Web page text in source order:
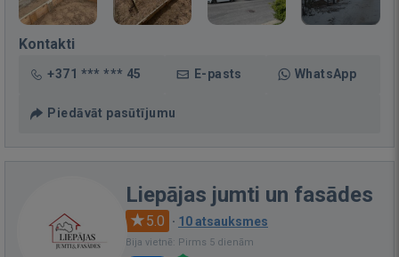
Kontakti
+371 *** *** 45 E-pasts WhatsApp
Piedāvāt pasūtījumu
Liepājas jumti un fasādes
5.0 · 10 atsauksmes
Bija vietnē: Pirms 5 dienām